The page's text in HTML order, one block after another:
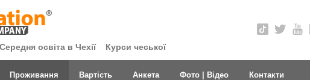
Середня освіта в Чехії Курси чеської
Проживання Вартість Анкета Фото | Відео Контакти